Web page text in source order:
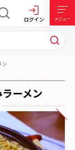
ログイン メニュー
ン
ーメン